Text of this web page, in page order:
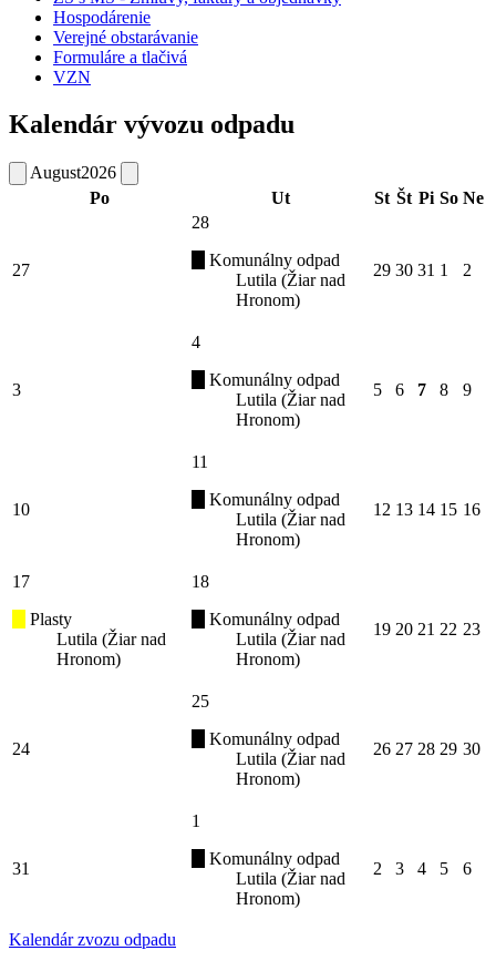
Hospodárenie
Verejné obstarávanie
Formuláre a tlačivá
VZN
Kalendár vývozu odpadu
August2026
Po
Ut St Št Pi So Ne
27
28
Komunálny odpad
Lutila (Žiar nad
Hronom)
29 30 31 1 2
3
4
Komunálny odpad
Lutila (Žiar nad
Hronom)
5 6 7 8 9
10
11
Komunálny odpad
Lutila (Žiar nad
Hronom)
12 13 14 15 16
17
Plasty
Lutila (Žiar nad
Hronom)
18
Komunálny odpad
Lutila (Žiar nad
Hronom)
19 20 21 22 23
24
25
Komunálny odpad
Lutila (Žiar nad
Hronom)
26 27 28 29 30
31
1
Komunálny odpad
Lutila (Žiar nad
Hronom)
2 3 4 5 6
Kalendár zvozu odpadu